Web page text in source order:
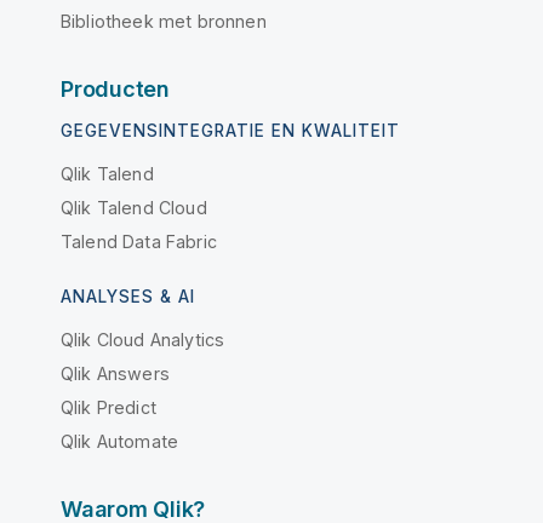
Bibliotheek met bronnen
Producten
GEGEVENSINTEGRATIE EN KWALITEIT
Qlik Talend
Qlik Talend Cloud
Talend Data Fabric
ANALYSES & AI
Qlik Cloud Analytics
Qlik Answers
Qlik Predict
Qlik Automate
Waarom Qlik?